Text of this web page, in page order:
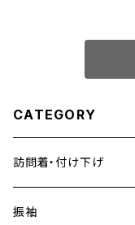
CATEGORY
訪問着・付け下げ
振袖